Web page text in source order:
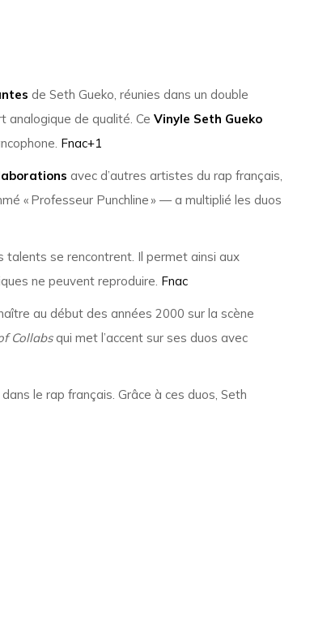
de Seth Gueko, réunies dans un double
analogique de qualité. Ce Vinyle Seth Gueko
Fnac+1
avec d’autres artistes du rap français,
« Professeur Punchline » — a multiplié les duos
talents se rencontrent. Il permet ainsi aux
ne peuvent reproduire. Fnac
au début des années 2000 sur la scène
Collabsqui met l’accent sur ses duos avec
le rap français. Grâce à ces duos, Seth